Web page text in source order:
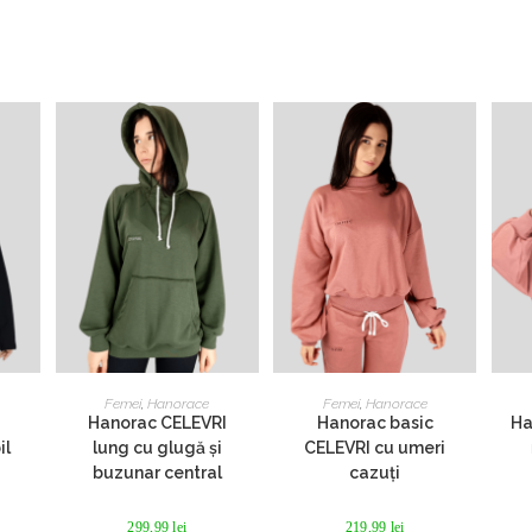
SELECTEAZĂ OPȚIUNILE
produs
are
mai
multe
variații.
Opțiunile
Femei,Hanorace
Hanorac CELEVRI
lung cu glugă și
buzunar central
299,99lei
SELECTEAZĂ OPȚIUNILE
produs
are
mai
multe
variații.
Opțiunile
Femei, Hanorace
Hanorac basic
CELEVRI cu umeri
cazuți
219,99 lei